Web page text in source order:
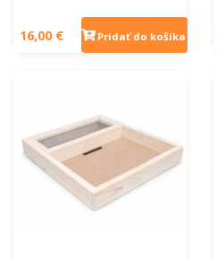
16,00 € Pridať do košíka